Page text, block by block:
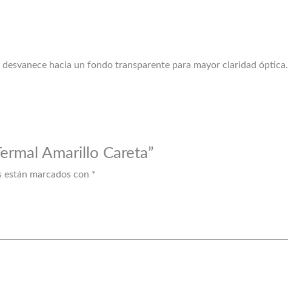
hacia un fondo transparente para mayor claridad óptica.
Amarillo Careta”
están marcados con *